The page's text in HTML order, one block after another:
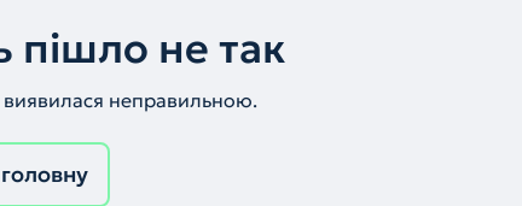
пішло не так
виявилася неправильною.